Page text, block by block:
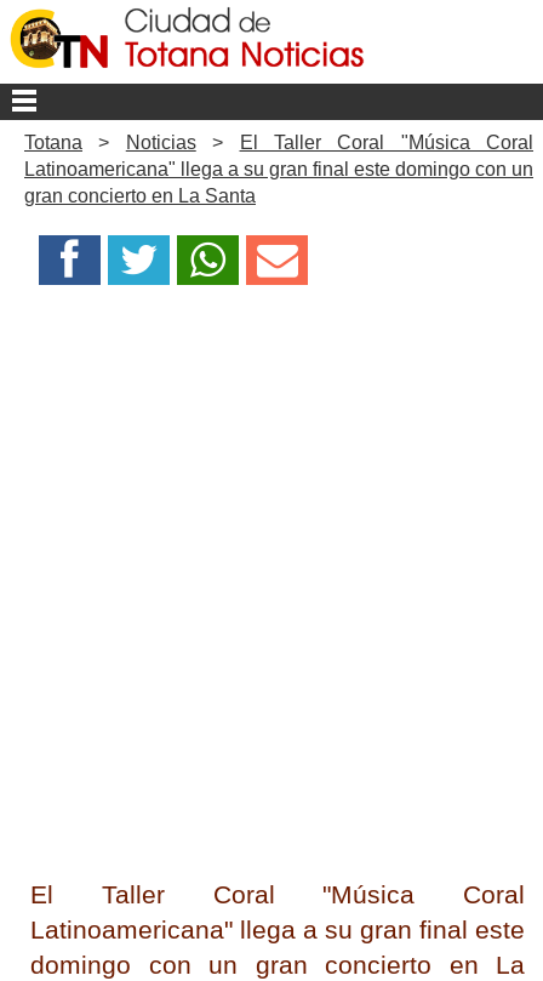
Totana > Noticias>
El Taller Coral "Música Coral
Latinoamericana" llega a su gran final este domingo con un
gran concierto en La Santa
El Taller Coral "Música Coral
Latinoamericana" llega a su gran final este
domingo con un gran concierto en La